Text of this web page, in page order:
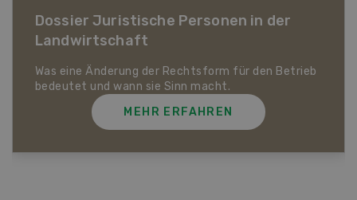
Dossier Bio-Artikel
MEHR ERFAHREN